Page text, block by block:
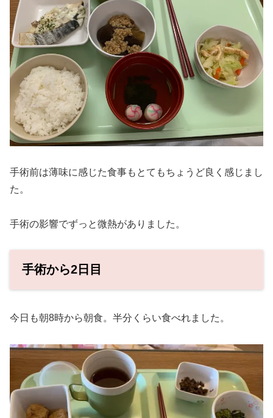
手術前は薄味に感じた食事もとてもちょうど良く感じまし
た。
手術の影響でずっと微熱がありました。
手術から2日目
今日も朝8時から朝食。半分くらい食べれました。